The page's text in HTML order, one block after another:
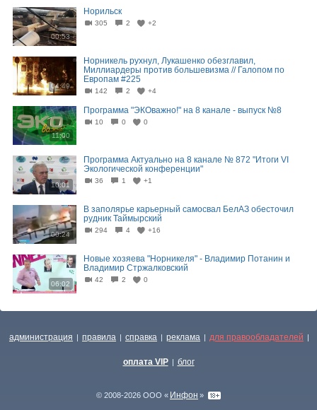
00:53
Норильск
305 2 +2
04:49
Норникель рухнул, Лукашенко обезглавил,
Миллиардеры против большевизма // Галопом по
Европам #225
142 2 +4
11:00
Программа "ЭКОважно!" на 8 канале - выпуск №8
10 0 0
10:01
Программа Актуально на 8 канале № 872 "Итоги VI
Экологической конференции"
36 1 +1
00:24
В заполярье карьерный самосвал БелАЗ обесточил
рудник Таймырский
294 4 +16
06:02
Новые хозяева "Норникеля" - Владимир Потанин и
Владимир Стржалковский
42 2 0
администрация | правила | справка | реклама | для правообладателей |
оплата VIP | блог
© 2008-2026 ООО « Инфон »